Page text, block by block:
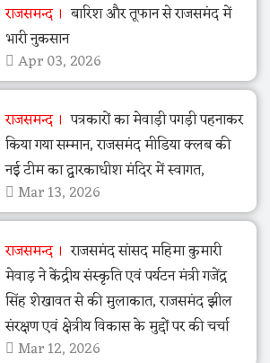
राजसमन्द
बारिश और तूफान से राजसमंद में
भारी नुकसान
Apr 03, 2026
राजसमन्द
पत्रकारों का मेवाड़ी पगड़ी पहनाकर
किया गया सम्मान, राजसमंद मीडिया क्लब की
नई टीम का द्वारकाधीश मंदिर में स्वागत,
Mar 13, 2026
राजसमन्द
राजसमंद सांसद महिमा कुमारी
मेवाड़ ने केंद्रीय संस्कृति एवं पर्यटन मंत्री गजेंद्र
सिंह शेखावत से की मुलाकात, राजसमंद झील
संरक्षण एवं क्षेत्रीय विकास के मुद्दों पर की चर्चा
Mar 12, 2026